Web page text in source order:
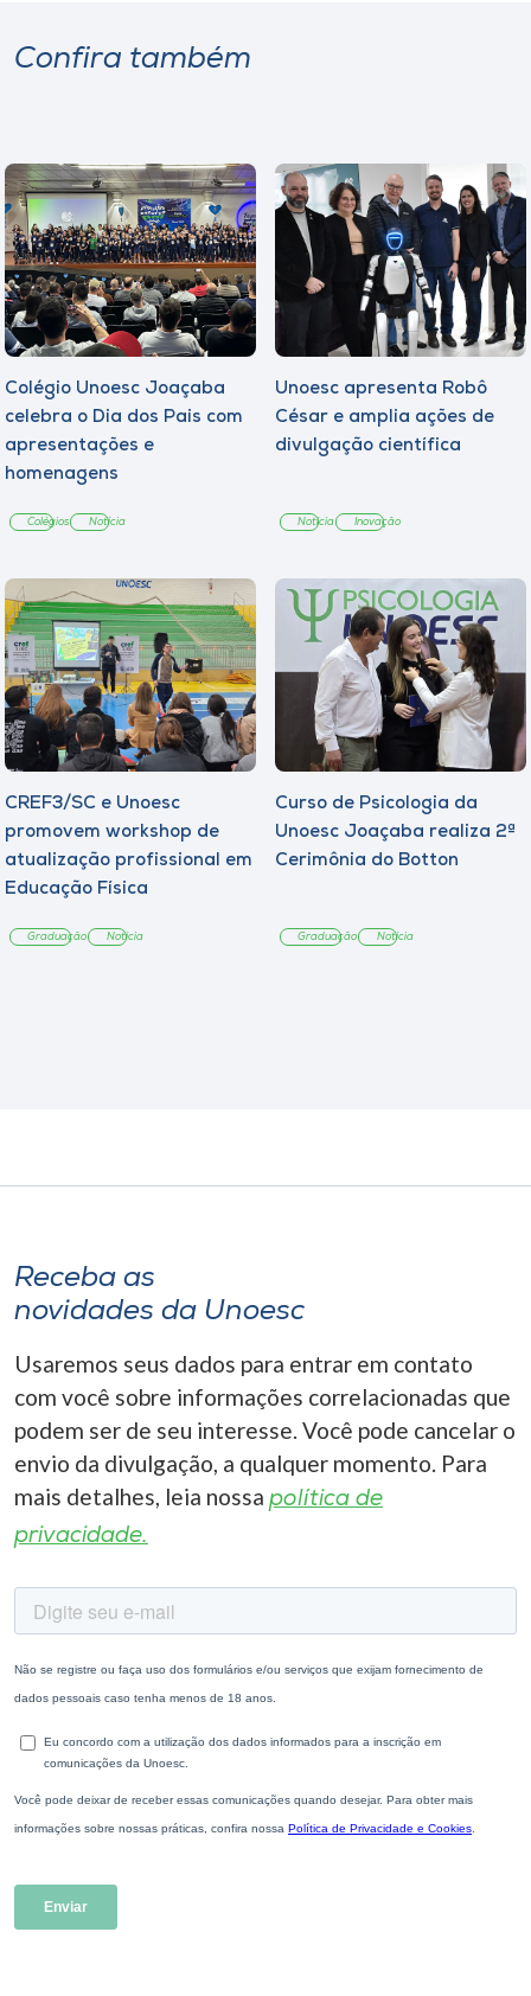
Confira também
Colégio Unoesc Joaçaba
celebra o Dia dos Pais com
apresentações e
homenagens
Colégios Notícia
Unoesc apresenta Robô
César e amplia ações de
divulgação científica
Notícia Inovação
CREF3/SC e Unoesc
promovem workshop de
atualização profissional em
Educação Física
Graduação Notícia
Curso de Psicologia da
Unoesc Joaçaba realiza 2ª
Cerimônia do Botton
Graduação Notícia
Receba as
novidades da Unoesc
Usaremos seus dados para entrar em contato
com você sobre informações correlacionadas que
podem ser de seu interesse. Você pode cancelar o
envio da divulgação, a qualquer momento. Para
mais detalhes, leia nossa política de
privacidade.